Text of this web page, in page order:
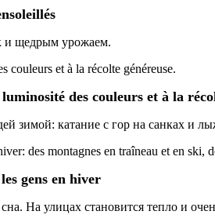
и щедрым урожаем.
couleurs et à la récolte généreuse.
des couleurs et à la
зимой: катание с гор на санках и
des montagnes en traîneau et en ski,
gens en hiver
На улицах становится тепло и